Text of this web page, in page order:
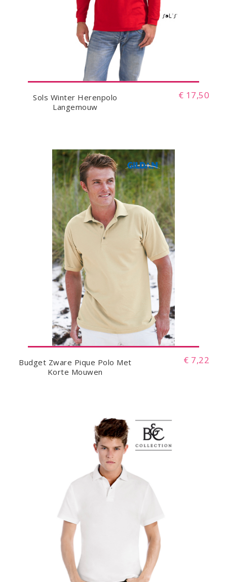
Sols Winter Herenpolo
Langemouw
€ 17,50
Budget Zware Pique Polo Met
Korte Mouwen
€ 7,22